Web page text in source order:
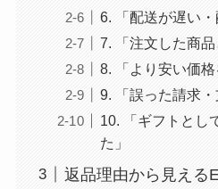
6. 「配送が遅い・
7. 「注文した商品
8. 「より安い価格
9. 「誤った請求・
10. 「ギフトとし
た」
返品理由から見える